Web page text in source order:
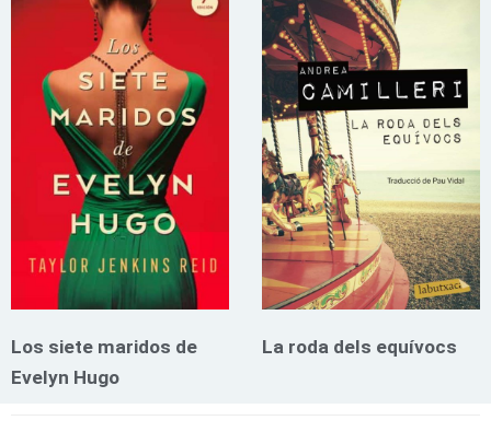
Los siete maridos de
Evelyn Hugo
La roda dels equívocs